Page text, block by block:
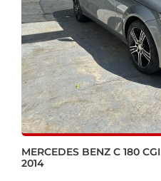
MERCEDES BENZ C 180 CGI
2014